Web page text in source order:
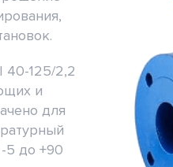
40-125/2,2
и
для
5 до +90